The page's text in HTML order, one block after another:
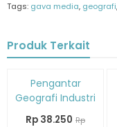
Tags: gava media, geografi,
Produk Terkait
DiskonPengantar
Geografi Industri
Rp 38.250 Rp